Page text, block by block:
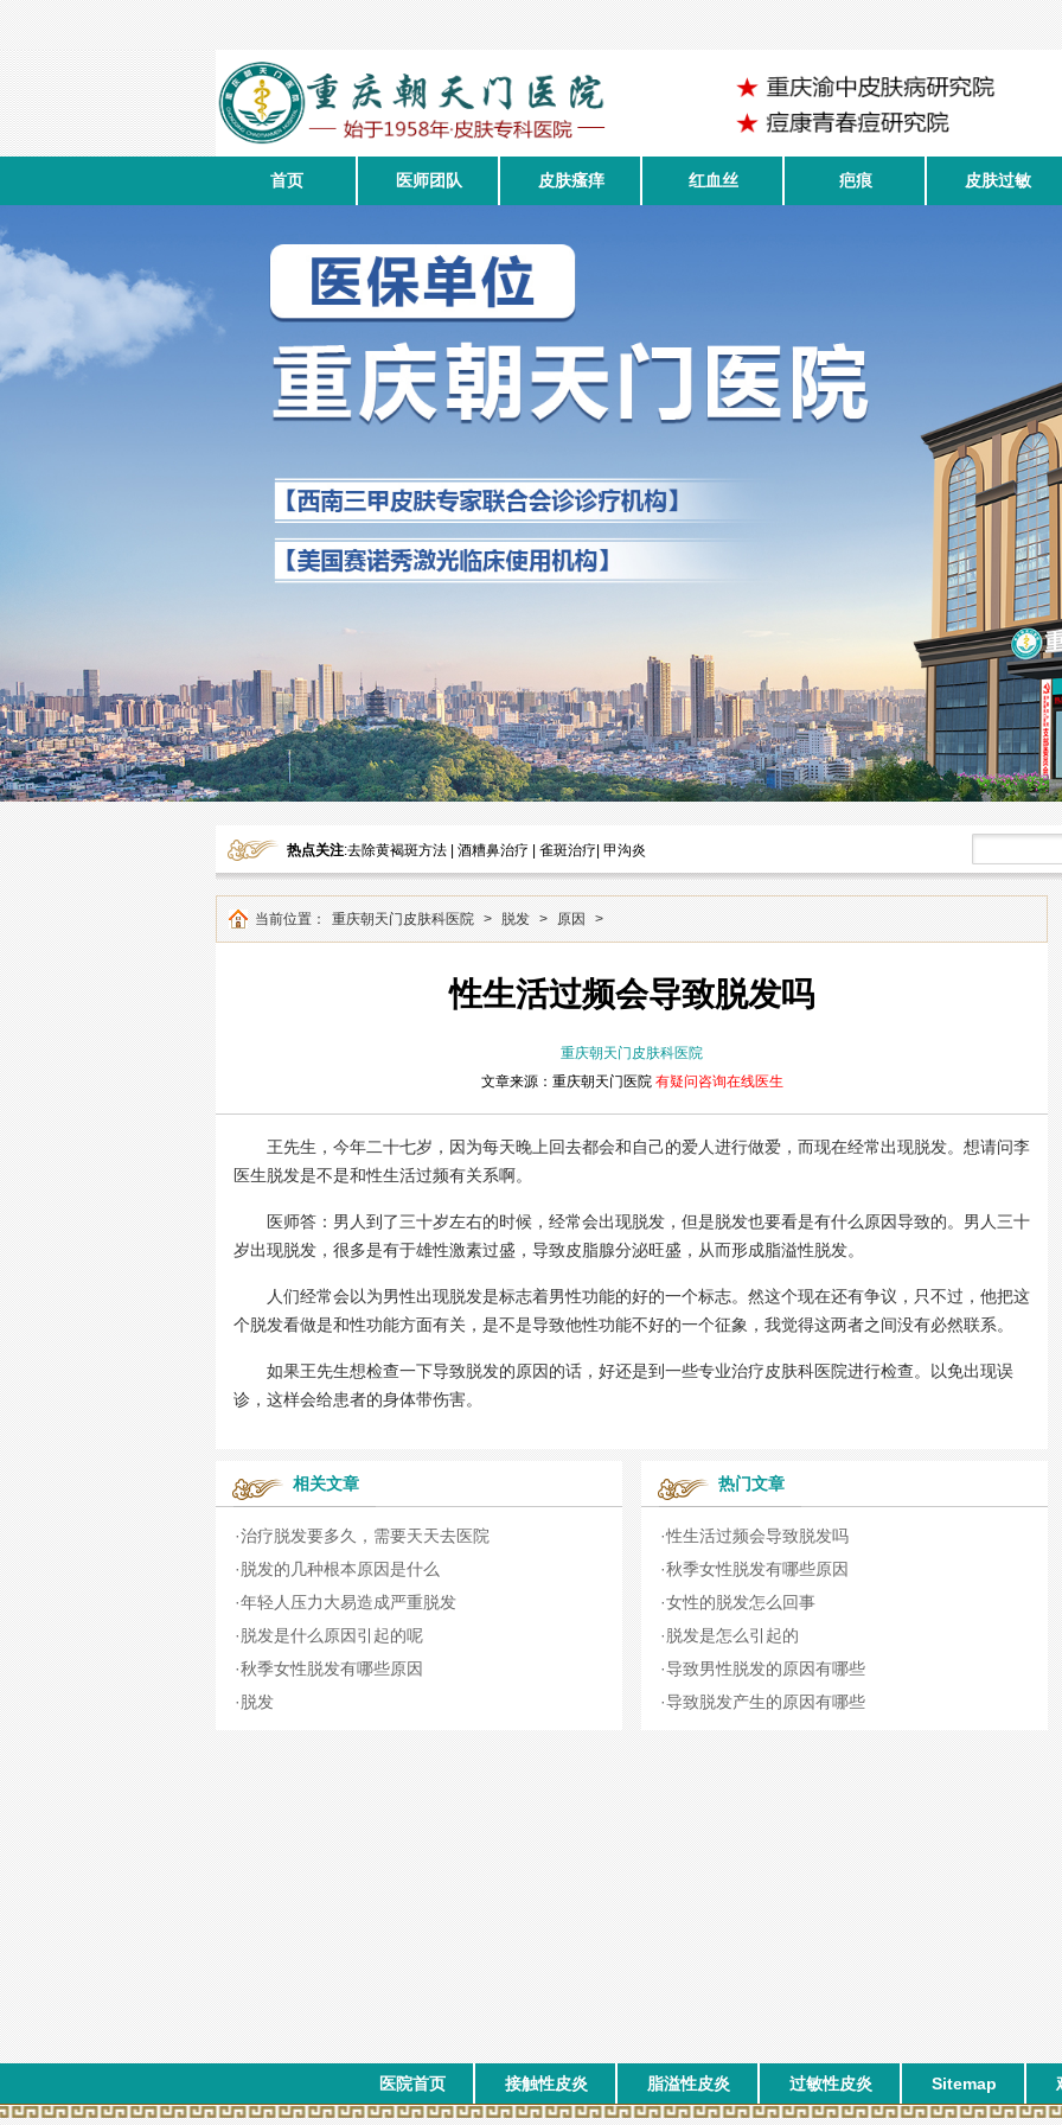
首页 医师团队 皮肤瘙痒 红血丝 疤痕 皮肤过敏
热点关注:去除黄褐斑方法 | 酒糟鼻治疗 | 雀斑治疗| 甲沟炎
当前位置： 重庆朝天门皮肤科医院 > 脱发 > 原因 >
性生活过频会导致脱发吗
重庆朝天门皮肤科医院
文章来源：重庆朝天门医院 有疑问咨询在线医生
王先生，今年二十七岁，因为每天晚上回去都会和自己的爱人进行做爱，而现在经常出现脱发。想请问李
医生脱发是不是和性生活过频有关系啊。
医师答：男人到了三十岁左右的时候，经常会出现脱发，但是脱发也要看是有什么原因导致的。男人三十
岁出现脱发，很多是有于雄性激素过盛，导致皮脂腺分泌旺盛，从而形成脂溢性脱发。
人们经常会以为男性出现脱发是标志着男性功能的好的一个标志。然这个现在还有争议，只不过，他把这
个脱发看做是和性功能方面有关，是不是导致他性功能不好的一个征象，我觉得这两者之间没有必然联系。
如果王先生想检查一下导致脱发的原因的话，好还是到一些专业治疗皮肤科医院进行检查。以免出现误
诊，这样会给患者的身体带伤害。
相关文章
·治疗脱发要多久，需要天天去医院
·脱发的几种根本原因是什么
·年轻人压力大易造成严重脱发
·脱发是什么原因引起的呢
·秋季女性脱发有哪些原因
·脱发
热门文章
·性生活过频会导致脱发吗
·秋季女性脱发有哪些原因
·女性的脱发怎么回事
·脱发是怎么引起的
·导致男性脱发的原因有哪些
·导致脱发产生的原因有哪些
医院首页 接触性皮炎 脂溢性皮炎 过敏性皮炎 Sitemap